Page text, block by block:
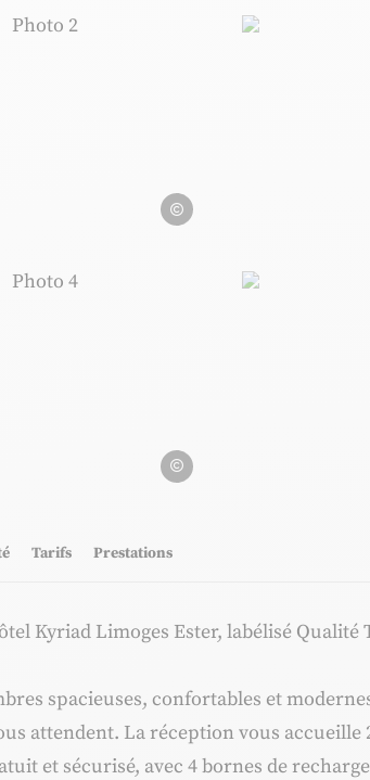
Photo 2, © Kyriad Limoges Ester
Kyriad Limoges Ester
Photo 4, © Kyriad Limoges Ester
Kyriad Limoges Ester
Tarifs Prestations
Kyriad Limoges Ester, labélisé Qualité
spacieuses, confortables et
attendent. La réception vous accueille
et sécurisé, avec 4 bornes de